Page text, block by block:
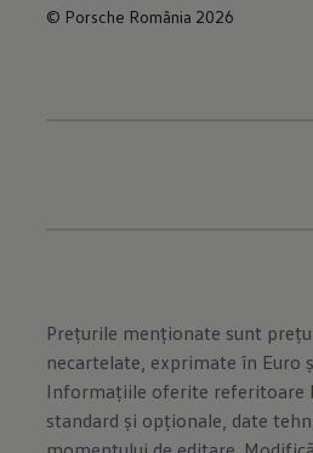
© Porsche România 2026
Prețurile menționate sunt
necartelate, exprimate în Euro
Informațiile oferite referitoare
standard și opționale, date